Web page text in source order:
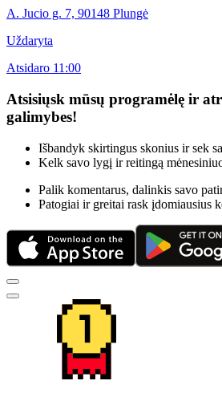
A. Jucio g. 7, 90148 Plungė
Uždaryta
Atsidaro 11:00
Atsisiųsk mūsų programėlę ir
galimybes!
Išbandyk skirtingus skonius ir sek
Kelk savo lygį ir reitingą
Palik komentarus, dalinkis savo
Patogiai ir greitai rask įdomiausius